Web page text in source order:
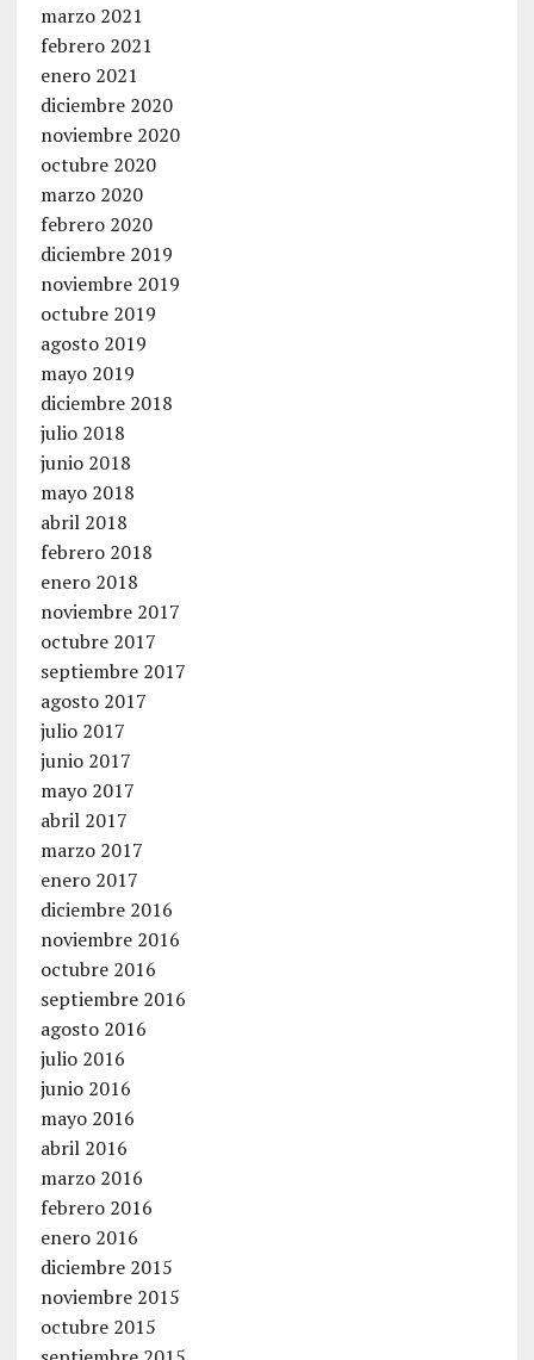
marzo 2021
febrero 2021
enero 2021
diciembre 2020
noviembre 2020
octubre 2020
marzo 2020
febrero 2020
diciembre 2019
noviembre 2019
octubre 2019
agosto 2019
mayo 2019
diciembre 2018
julio 2018
junio 2018
mayo 2018
abril 2018
febrero 2018
enero 2018
noviembre 2017
octubre 2017
septiembre 2017
agosto 2017
julio 2017
junio 2017
mayo 2017
abril 2017
marzo 2017
enero 2017
diciembre 2016
noviembre 2016
octubre 2016
septiembre 2016
agosto 2016
julio 2016
junio 2016
mayo 2016
abril 2016
marzo 2016
febrero 2016
enero 2016
diciembre 2015
noviembre 2015
octubre 2015